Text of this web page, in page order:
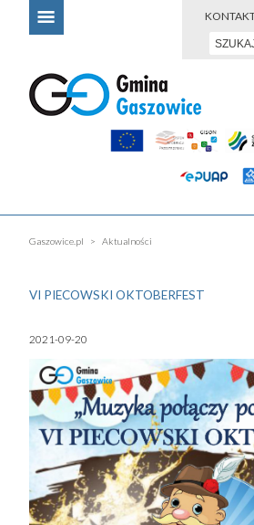
Gaszowice.pl Aktualności
VI PIECOWSKI OKTOBERFEST
2021-09-20